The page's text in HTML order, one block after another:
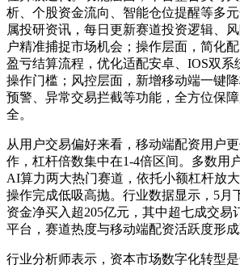
析、个股资金流向、智能仓位提醒等多
属投研资讯，每日更新赛道投资逻辑、
户精准捕捉市场机会；操作层面，简化
盈亏结算流程，优化适配安卓、IOS双系
操作门槛；风控层面，新增移动端一键
预警、异常交易拦截等功能，全方位保
全。
从用户交易偏好来看，移动端配资用户
作，杠杆倍数集中在1-4倍区间。多数用
AI算力两大热门赛道，依托小额杠杆放
操作完成低吸高抛。行业数据显示，5月
资金净买入超205亿元，其中超七成交易
平台，赛道热度与移动端配资活跃度形成
行业分析师表示，资本市场数字化转型